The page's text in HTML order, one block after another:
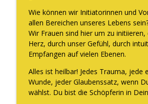
Wie können wir Initiatorinnen und
allen Bereichen unseres Lebens
Wir Frauen sind hier um zu initiieren,
Herz, durch unser Gefühl, durch
Empfangen auf vielen Ebenen.
Alles ist heilbar! Jedes Trauma, jede
Wunde, jeder Glaubenssatz, wenn
wählst. Du bist die Schöpferin in